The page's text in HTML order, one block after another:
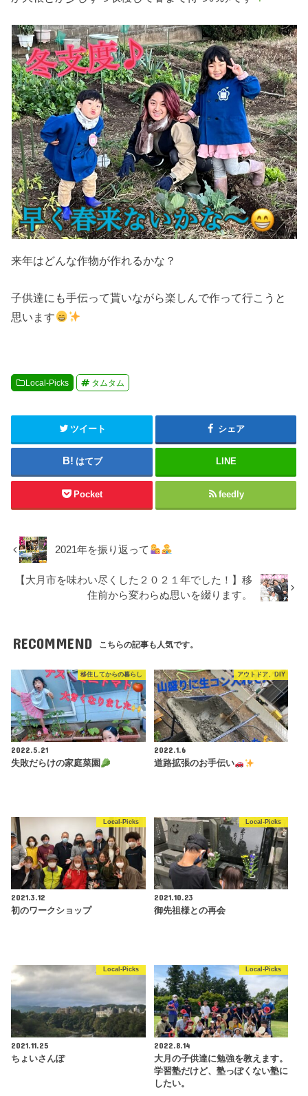
来年はどんな作物が作れるかな？
子供達にも手伝って貰いながら楽しんで作って行こうと
思います
Local-Picks タムタム
ツイート シェア
はてブ LINE
Pocket feedly
2021年を振り返って
【大月市を味わい尽くした２０２１年でした！】移
住前から変わらぬ思いを綴ります。
RECOMMEND こちらの記事も人気です。
移住してからの暮らし
2022.5.21
失敗だらけの家庭菜園
アウトドア、DIY
2022.1.6
道路拡張のお手伝い
Local-Picks
2021.3.12
初のワークショップ
Local-Picks
2021.10.23
御先祖様との再会
Local-Picks
2021.11.25
ちょいさんぽ
Local-Picks
2022.8.14
大月の子供達に勉強を教えます。
学習塾だけど、塾っぽくない塾に
したい。